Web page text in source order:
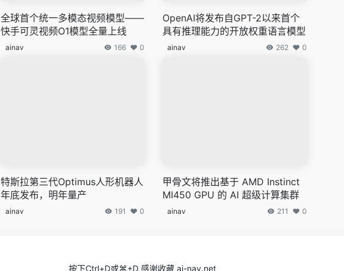
全球首个统一多模态视频模型——
快手可灵视频O1模型全量上线
ainav 166 0
OpenAI将发布自GPT-2以来首个
具有推理能力的开放权重语言模型
ainav 262 0
特斯拉第三代Optimus人形机器人
年底发布，明年量产
ainav 191 0
甲骨文将推出基于 AMD Instinct
MI450 GPU 的 AI 超级计算集群
ainav 211 0
按下Ctrl+D或⌘+D 感谢收藏 ai-nav.net